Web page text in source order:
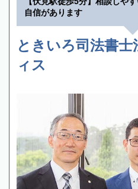
自信があります
ときいろ司法書士
ィス